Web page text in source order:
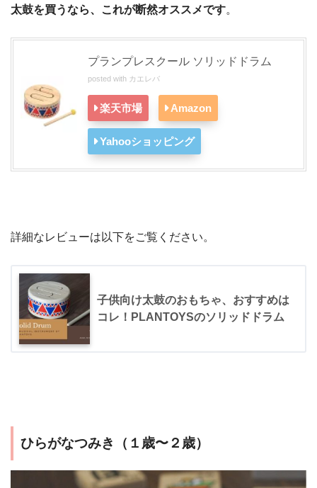
太鼓を買うなら、これが断然オススメです。
プランプレスクール ソリッドドラム
posted with カエレバ
楽天市場 Amazon
Yahooショッピング
詳細なレビューは以下をご覧ください。
子供向け太鼓のおもちゃ、おすすめは
コレ！PLANTOYSのソリッドドラム
ひらがなつみき（１歳〜２歳）